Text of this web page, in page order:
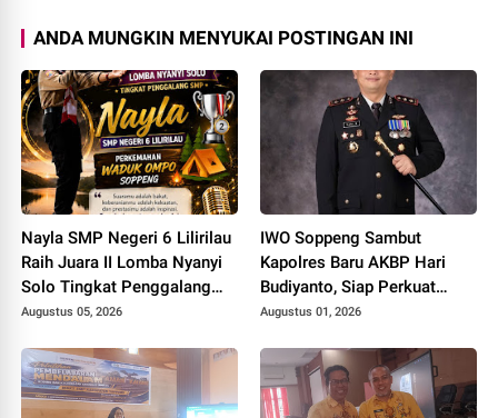
ANDA MUNGKIN MENYUKAI POSTINGAN INI
Nayla SMP Negeri 6 Lilirilau
Raih Juara II Lomba Nyanyi
Solo Tingkat Penggalang
SMP se Kabupaten Soppeng.
Augustus 05, 2026
IWO Soppeng Sambut
Kapolres Baru AKBP Hari
Budiyanto, Siap Perkuat
Sinergi dengan Polri
Augustus 01, 2026